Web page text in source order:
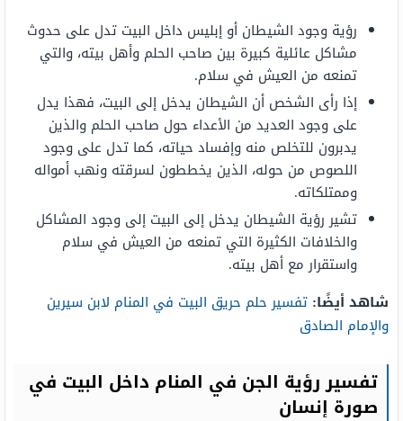
رؤية وجود الشيطان أو إبليس داخل البيت تدل على حدوث
مشاكل عائلية كبيرة بين صاحب الحلم وأهل بيته، والتي
تمنعه من العيش في سلام.
إذا رأى الشخص أن الشيطان يدخل إلى البيت، فهذا يدل
على وجود العديد من الأعداء حول صاحب الحلم والذين
يدبرون للتخلص منه وإفساد حياته، كما تدل على وجود
اللصوص من حوله، الذين يخططون لسرقته ونهب أمواله
وممتلكاته.
تشير رؤية الشيطان يدخل إلى البيت إلى وجود المشاكل
والخلافات الكثيرة التي تمنعه من العيش في سلام
واستقرار مع أهل بيته.
شاهد أيضًا: تفسير حلم حريق البيت في المنام لابن سيرين
والإمام الصادق
تفسير رؤية الجن في المنام داخل البيت في
صورة إنسان